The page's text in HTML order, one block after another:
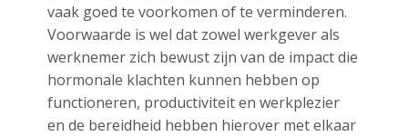
vaak goed te voorkomen of te verminderen.
Voorwaarde is wel dat zowel werkgever als
werknemer zich bewust zijn van de impact die
hormonale klachten kunnen hebben op
functioneren, productiviteit en werkplezier
en de bereidheid hebben hierover met elkaar